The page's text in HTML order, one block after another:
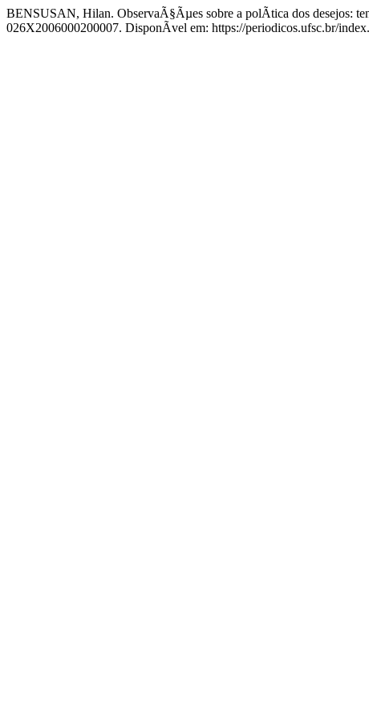
BENSUSAN, Hilan. ObservaÃ§Ãµes sobre a polÃ­tica dos desejos:
026X2006000200007. DisponÃ­vel em: https://periodicos.ufsc.br/